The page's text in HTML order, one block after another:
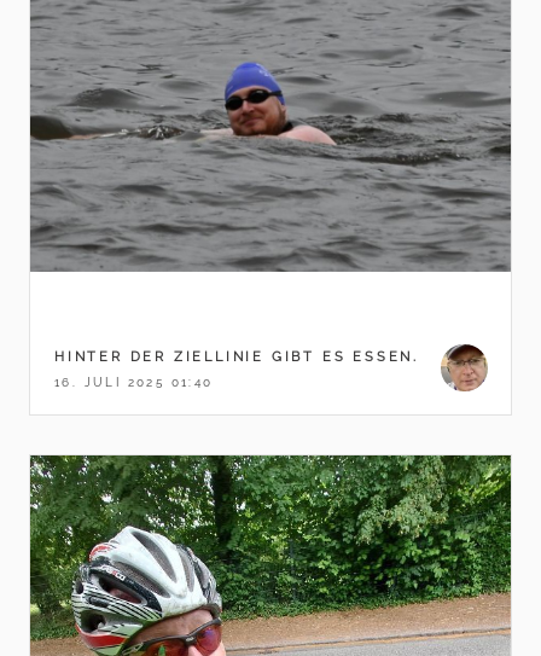
HINTER DER ZIELLINIE GIBT ES ESSEN.
16. JULI 2025 01:40